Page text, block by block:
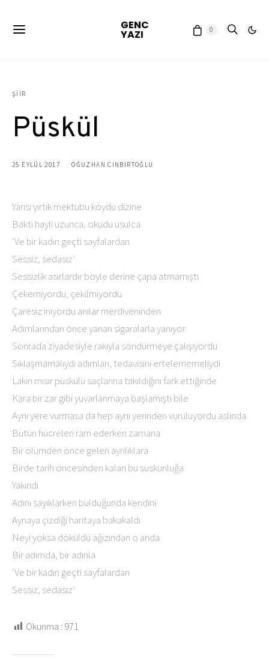
GENC
YAZI 0
ŞIIR
Püskül
25 EYLÜL 2017 OĞUZHAN CINBIRTOĞLU
Yarısı yırtık mektubu koydu dizine
Baktı hayli uzunca, okudu usulca
‘Ve bir kadın geçti sayfalardan
Sessiz, sedasız’
Sessizlik asırlardır böyle derine çapa atmamıştı
Çekemiyordu, çekilmiyordu
Çaresiz iniyordu anılar merdiveninden
Adımlarından önce yanan sigaralarla yanıyor
Sonrada ziyadesiyle rakıyla söndürmeye çalışıyordu
Sıklaşmamalıydı adımları, tedavisini ertelememeliydi
Lakin mısır püskülü saçlarına takıldığını fark ettiğinde
Kara bir zar gibi yuvarlanmaya başlamıştı bile
Aynı yere vurmasa da hep aynı yerinden vuruluyordu aslında
Bütün hücreleri ram ederken zamana
Bir ölümden önce gelen ayrılıklara
Birde tarih öncesinden kalan bu suskunluğa
Yakındı
Adını sayıklarken bulduğunda kendini
Aynaya çizdiği haritaya bakakaldı
Neyi yoksa döküldü ağızından o anda
Bir adımda, bir adınla
‘Ve bir kadın geçti sayfalardan
Sessiz, sedasız’
Okunma : 971